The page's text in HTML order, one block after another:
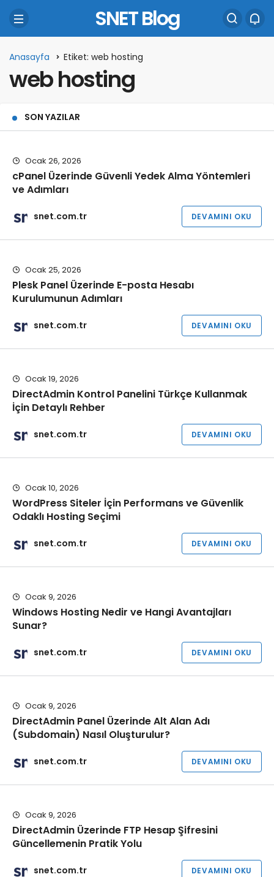
SNET Blog
Anasayfa Etiket: web hosting
web hosting
SON YAZILAR
Ocak 26, 2026
cPanel Üzerinde Güvenli Yedek Alma Yöntemleri
ve Adımları
snet.com.tr DEVAMINI OKU
Ocak 25, 2026
Plesk Panel Üzerinde E-posta Hesabı
Kurulumunun Adımları
snet.com.tr DEVAMINI OKU
Ocak 19, 2026
DirectAdmin Kontrol Panelini Türkçe Kullanmak
İçin Detaylı Rehber
snet.com.tr DEVAMINI OKU
Ocak 10, 2026
WordPress Siteler İçin Performans ve Güvenlik
Odaklı Hosting Seçimi
snet.com.tr DEVAMINI OKU
Ocak 9, 2026
Windows Hosting Nedir ve Hangi Avantajları
Sunar?
snet.com.tr DEVAMINI OKU
Ocak 9, 2026
DirectAdmin Panel Üzerinde Alt Alan Adı
(Subdomain) Nasıl Oluşturulur?
snet.com.tr DEVAMINI OKU
Ocak 9, 2026
DirectAdmin Üzerinde FTP Hesap Şifresini
Güncellemenin Pratik Yolu
snet.com.tr DEVAMINI OKU